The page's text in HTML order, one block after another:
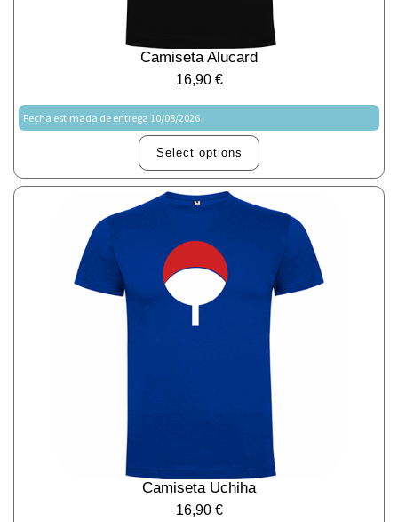
Camiseta Alucard
16,90 €
Fecha estimada de entrega 10/08/2026
Select options
Camiseta Uchiha
16,90 €